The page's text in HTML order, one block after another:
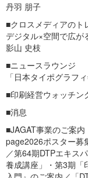
丹羽 朋子
■クロスメディアのト
デジタル×空間で広が
影山 史枝
■ニュースラウンジ
「日本タイポグラフ
■印刷経営ウォッチン
■消息
■JAGAT事業のご案内
page2026ポスター募
／第64期DTPエキス
養成講座」・第3期「